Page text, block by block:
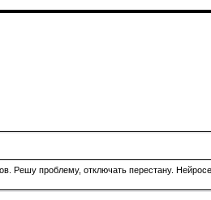
Решу проблему, отключать перестану.